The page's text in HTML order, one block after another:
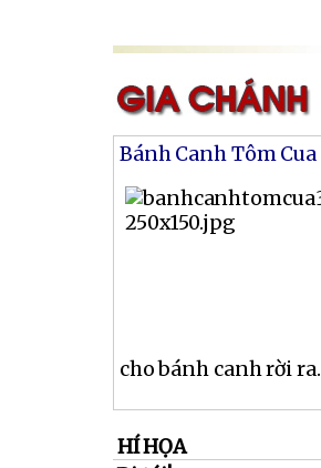
Bánh Canh Tôm Cua
cho bánh canh rời ra.
HÍ HỌA